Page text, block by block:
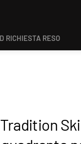
RICHIESTA RESO